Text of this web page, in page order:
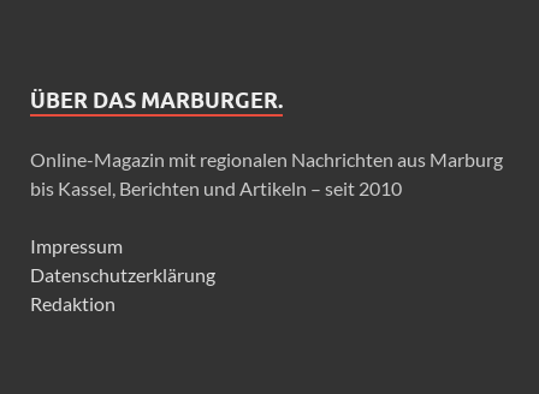
ÜBER DAS MARBURGER.
Online-Magazin mit regionalen Nachrichten aus Marburg
bis Kassel, Berichten und Artikeln – seit 2010
Impressum
Datenschutzerklärung
Redaktion